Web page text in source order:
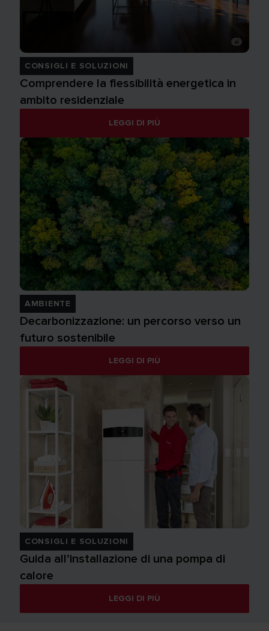
CONSIGLI E SOLUZIONI
Comprendere la flessibilità energetica in
ambito residenziale
LEGGI DI PIÙ
AMBIENTE
Decarbonizzazione: un percorso verso un
futuro sostenibile
LEGGI DI PIÙ
CONSIGLI E SOLUZIONI
Guida all’installazione di una pompa di
calore
LEGGI DI PIÙ